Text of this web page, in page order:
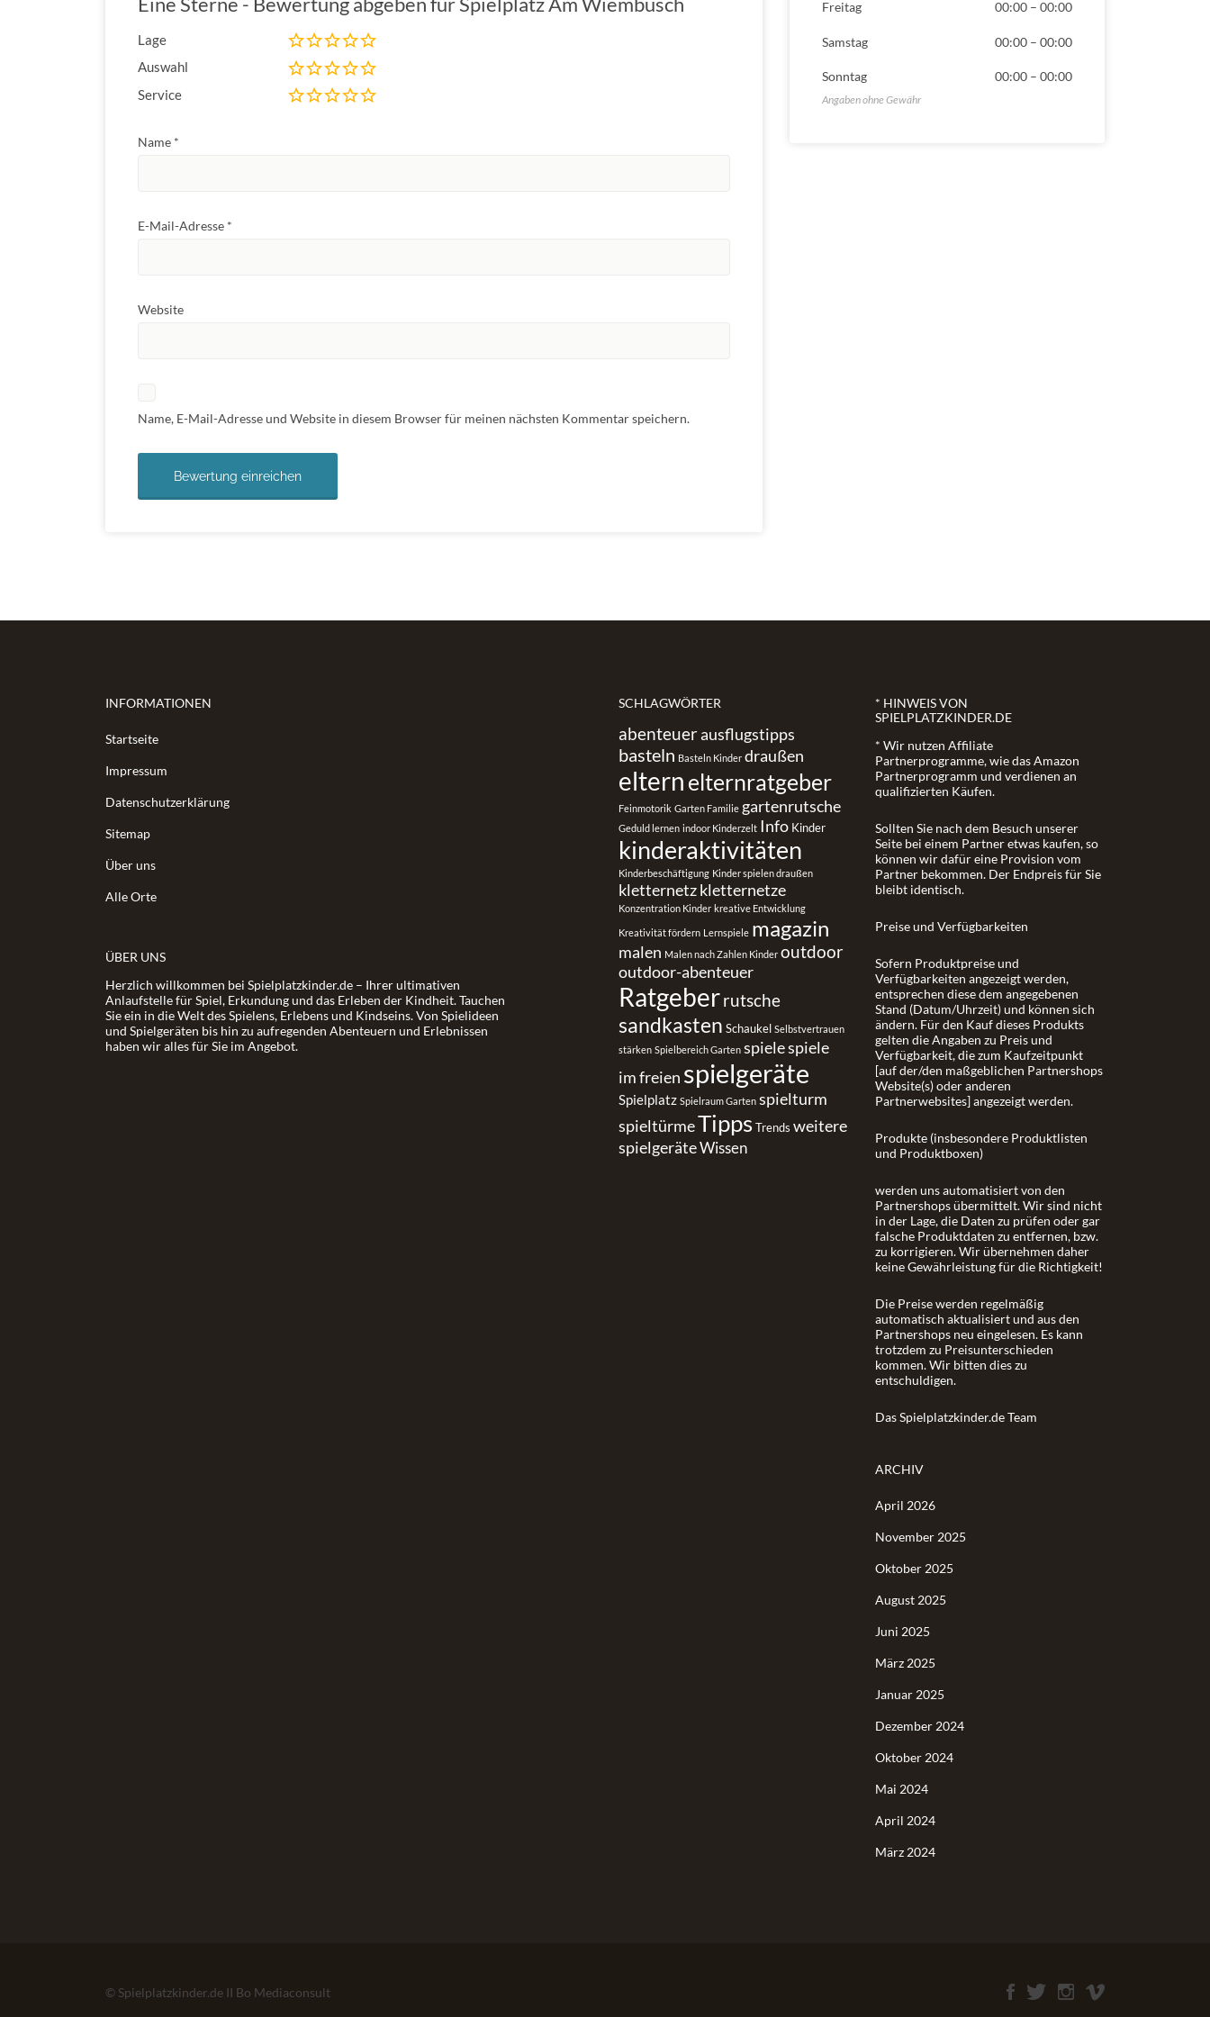
Lage
Auswahl
Service
Name *
E-Mail-Adresse *
Website
Name, E-Mail-Adresse und Website in diesem Browser für meinen nächsten Kommentar speichern.
Freitag 00:00 – 00:00
Samstag 00:00 – 00:00
Sonntag 00:00 – 00:00
INFORMATIONEN
Startseite
Impressum
Datenschutzerklärung
Sitemap
Über uns
Alle Orte
ÜBER UNS
Herzlich willkommen bei Spielplatzkinder.de – Ihrer ultimativen
Anlaufstelle für Spiel, Erkundung und das Erleben der Kindheit. Tauchen
Sie ein in die Welt des Spielens, Erlebens und Kindseins. Von Spielideen
und Spielgeräten bis hin zu aufregenden Abenteuern und Erlebnissen
haben wir alles für Sie im Angebot.
SCHLAGWÖRTER
abenteuerausflugstipps
basteln Basteln Kinder draußen
eltern elternratgeber
Feinmotorik Garten Familie gartenrutsche
Geduld lernen indoor Kinderzelt Info Kinder
kinderaktivitäten
Kinderbeschäftigung Kinder spielen draußen
kletternetzkletternetze
Konzentration Kinder kreative Entwicklung
Kreativität fördern Lernspiele magazin
malen Malen nach Zahlen Kinder outdoor
outdoor-abenteuer
Ratgeberrutsche
sandkasten Schaukel Selbstvertrauen
stärken Spielbereich Garten spielespiele
im freien spielgeräte
Spielplatz Spielraum Garten spielturm
spieltürmeTippsTrends weitere
spielgeräteWissen
* HINWEIS VON
SPIELPLATZKINDER.DE
* Wir nutzen Affiliate
Partnerprogramme, wie das Amazon
Partnerprogramm und verdienen an
qualifizierten Käufen.
Sollten Sie nach dem Besuch unserer
Seite bei einem Partner etwas kaufen, so
können wir dafür eine Provision vom
Partner bekommen. Der Endpreis für Sie
bleibt identisch.
Preise und Verfügbarkeiten
Sofern Produktpreise und
Verfügbarkeiten angezeigt werden,
entsprechen diese dem angegebenen
Stand (Datum/Uhrzeit) und können sich
ändern. Für den Kauf dieses Produkts
gelten die Angaben zu Preis und
Verfügbarkeit, die zum Kaufzeitpunkt
[auf der/den maßgeblichen Partnershops
Website(s) oder anderen
Partnerwebsites] angezeigt werden.
Produkte (insbesondere Produktlisten
und Produktboxen)
werden uns automatisiert von den
Partnershops übermittelt. Wir sind nicht
in der Lage, die Daten zu prüfen oder gar
falsche Produktdaten zu entfernen, bzw.
zu korrigieren. Wir übernehmen daher
keine Gewährleistung für die Richtigkeit!
Die Preise werden regelmäßig
automatisch aktualisiert und aus den
Partnershops neu eingelesen. Es kann
trotzdem zu Preisunterschieden
kommen. Wir bitten dies zu
entschuldigen.
Das Spielplatzkinder.de Team
ARCHIV
April 2026
November 2025
Oktober 2025
August 2025
Juni 2025
März 2025
Januar 2025
Dezember 2024
Oktober 2024
Mai 2024
April 2024
März 2024
© Spielplatzkinder.de II Bo Mediaconsult